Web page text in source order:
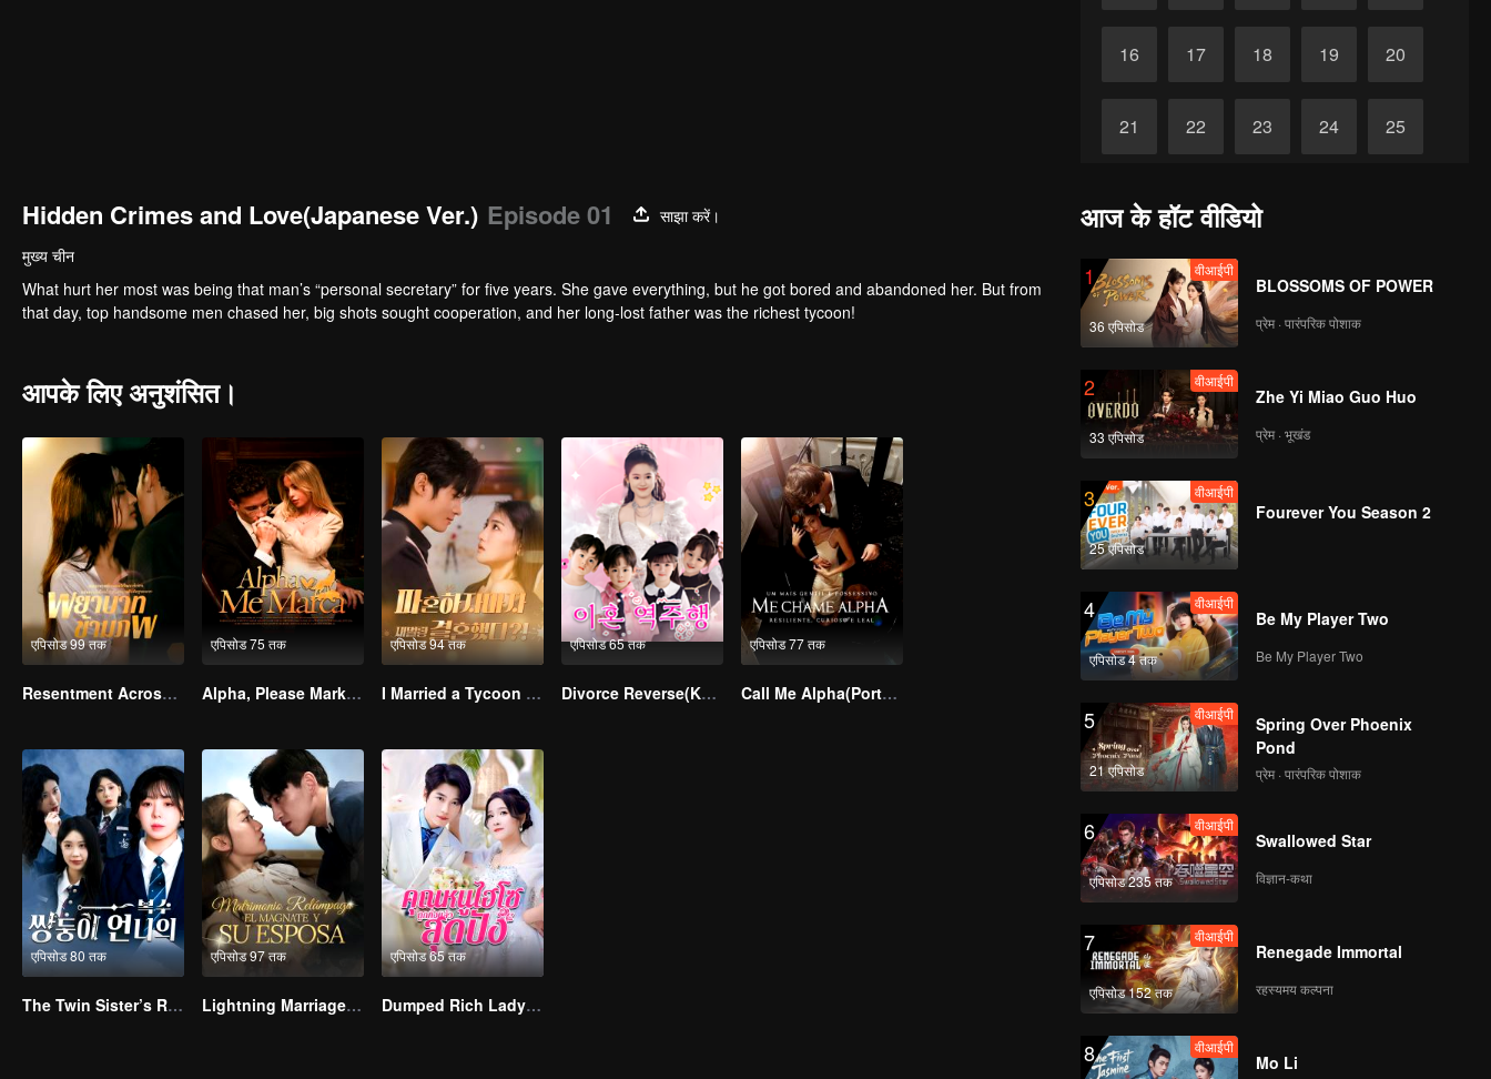
16 17 18 19 20
21 22 23 24 25
26 28
Hidden Crimes and Love(Japanese Ver.) Episode 01
साझा करें।
मुख्य चीन
What hurt her most was being that man’s “personal secretary” for five years. She gave everything, but he got bored and abandoned her. But from
that day, top handsome men chased her, big shots sought cooperation, and her long-lost father was the richest tycoon!
आपके लिए अनुशंसित।
एपिसोड 99 तक
Resentment Across Worlds
एपिसोड 75 तक
Alpha, Please Mark Me
एपिसोड 94 तक
I Married a Tycoon Right After Breaking Off the Engagement?!(Korean Ver.)
एपिसोड 65 तक
Divorce Reverse(Korean Ver.)
एपिसोड 77 तक
Call Me Alpha(Portuguese Ver.)
एपिसोड 80 तक
The Twin Sister’s Revenge(Korean Ver.)
एपिसोड 97 तक
Lightning Marriage: The Magnate and His Wife(Spanish Ver.)
एपिसोड 65 तक
Dumped Rich Lady Makes a Stunning Comeback
आज के हॉट वीडियो
1
36 एपिसोड
वीआईपी
BLOSSOMS OF POWER
प्रेम · पारंपरिक पोशाक
2
33 एपिसोड
वीआईपी
Zhe Yi Miao Guo Huo
प्रेम · भूखंड
3
25 एपिसोड
वीआईपी
Fourever You Season 2
4
एपिसोड 4 तक
वीआईपी
Be My Player Two
Be My Player Two
5
21 एपिसोड
वीआईपी
Spring Over Phoenix
Pond
प्रेम · पारंपरिक पोशाक
6
एपिसोड 235 तक
वीआईपी
Swallowed Star
विज्ञान-कथा
7
एपिसोड 152 तक
वीआईपी
Renegade Immortal
रहस्यमय कल्पना
8 वीआईपी
Mo Li